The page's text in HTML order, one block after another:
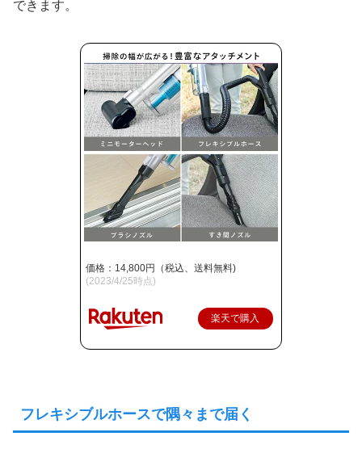
できます。
価格：14,800円（税込、送料無料)
(2023/4/25時点)
楽天で購入
フレキシブルホースで隅々まで届く